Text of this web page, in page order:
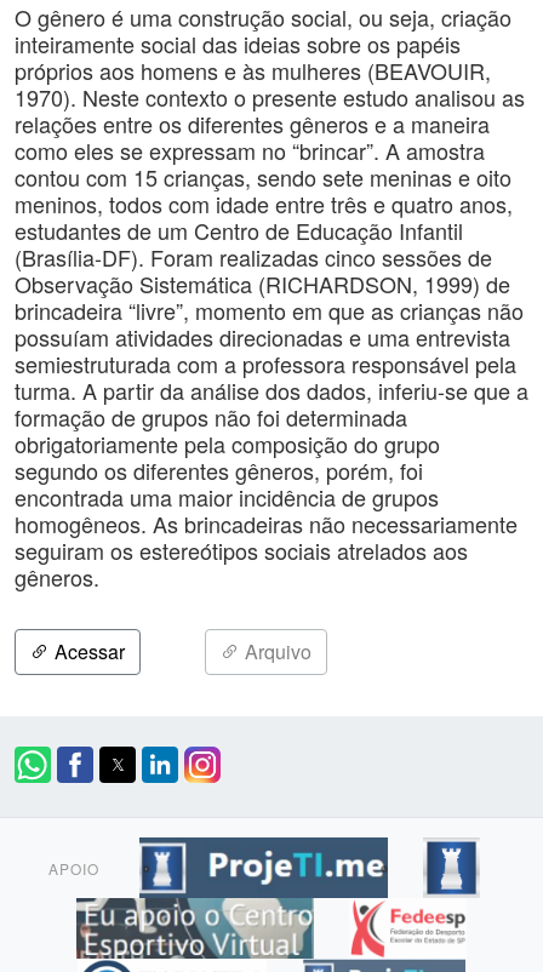
O gênero é uma construção social, ou seja, criação
inteiramente social das ideias sobre os papéis
próprios aos homens e às mulheres (BEAVOUIR,
1970). Neste contexto o presente estudo analisou as
relações entre os diferentes gêneros e a maneira
como eles se expressam no “brincar”. A amostra
contou com 15 crianças, sendo sete meninas e oito
meninos, todos com idade entre três e quatro anos,
estudantes de um Centro de Educação Infantil
(Brasília-DF). Foram realizadas cinco sessões de
Observação Sistemática (RICHARDSON, 1999) de
brincadeira “livre”, momento em que as crianças não
possuíam atividades direcionadas e uma entrevista
semiestruturada com a professora responsável pela
turma. A partir da análise dos dados, inferiu-se que a
formação de grupos não foi determinada
obrigatoriamente pela composição do grupo
segundo os diferentes gêneros, porém, foi
encontrada uma maior incidência de grupos
homogêneos. As brincadeiras não necessariamente
seguiram os estereótipos sociais atrelados aos
gêneros.
Acessar Arquivo
APOIO